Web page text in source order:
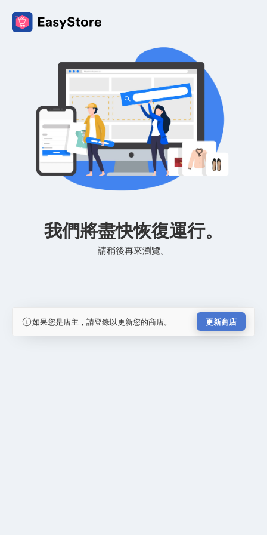
我們將盡快恢復運行。
請稍後再來瀏覽。
如果您是店主，請登錄以更新您的商店。 更新商店